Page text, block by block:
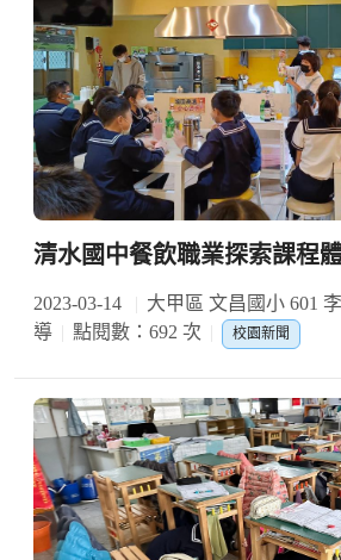
清水國中餐飲職業探索課程
2023-03-14
大甲區 文昌國小 601
導
點閱數：692 次 校園新聞